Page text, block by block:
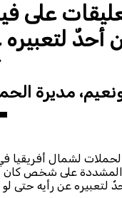
على
لتعبيره
مديرة
لشمال
المشددة على شخص كان
لتعبيره عن رأيه حتى